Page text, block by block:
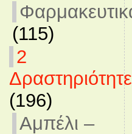
(115)
2
(196)
Αμπέλι –